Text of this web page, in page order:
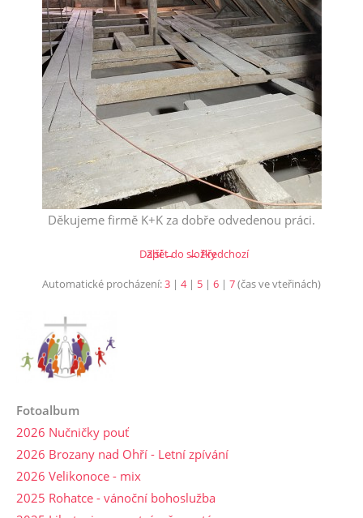
Děkujeme firmě K+K za dobře odvedenou práci.
← Předchozí
Další →
Zpět do složky
Automatické procházení:3 | 4| 5 | 6 | 7(čas ve vteřinách)
Fotoalbum
2026 Nučničky pouť
2026 Brozany nad Ohří - Letní zpívání
2026 Velikonoce - mix
2025 Rohatce - vánoční bohoslužba